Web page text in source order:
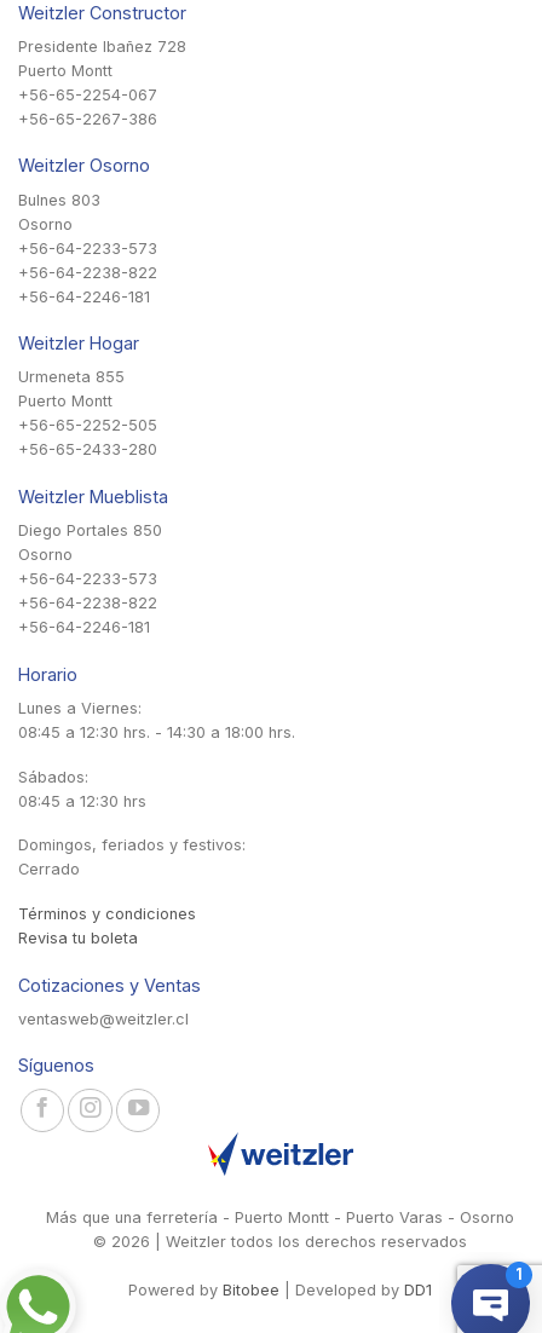
Weitzler Constructor
Presidente Ibañez 728
Puerto Montt
+56-65-2254-067
+56-65-2267-386
Weitzler Osorno
Bulnes 803
Osorno
+56-64-2233-573
+56-64-2238-822
+56-64-2246-181
Weitzler Hogar
Urmeneta 855
Puerto Montt
+56-65-2252-505
+56-65-2433-280
Weitzler Mueblista
Diego Portales 850
Osorno
+56-64-2233-573
+56-64-2238-822
+56-64-2246-181
Horario
Lunes a Viernes:
08:45 a 12:30 hrs. - 14:30 a 18:00 hrs.
Sábados:
08:45 a 12:30 hrs
Domingos, feriados y festivos:
Cerrado
Términos y condiciones
Revisa tu boleta
Cotizaciones y Ventas
ventasweb@weitzler.cl
Síguenos
Más que una ferretería - Puerto Montt - Puerto Varas - Osorno
© 2026 | Weitzler todos los derechos reservados
Powered by Bitobee | Developed by DD1